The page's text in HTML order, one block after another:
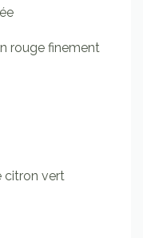
rouge finement
citron vert